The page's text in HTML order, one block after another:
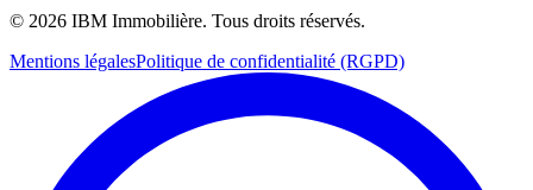
© 2026 IBM Immobilière. Tous droits réservés.
Mentions légalesPolitique de confidentialité (RGPD)